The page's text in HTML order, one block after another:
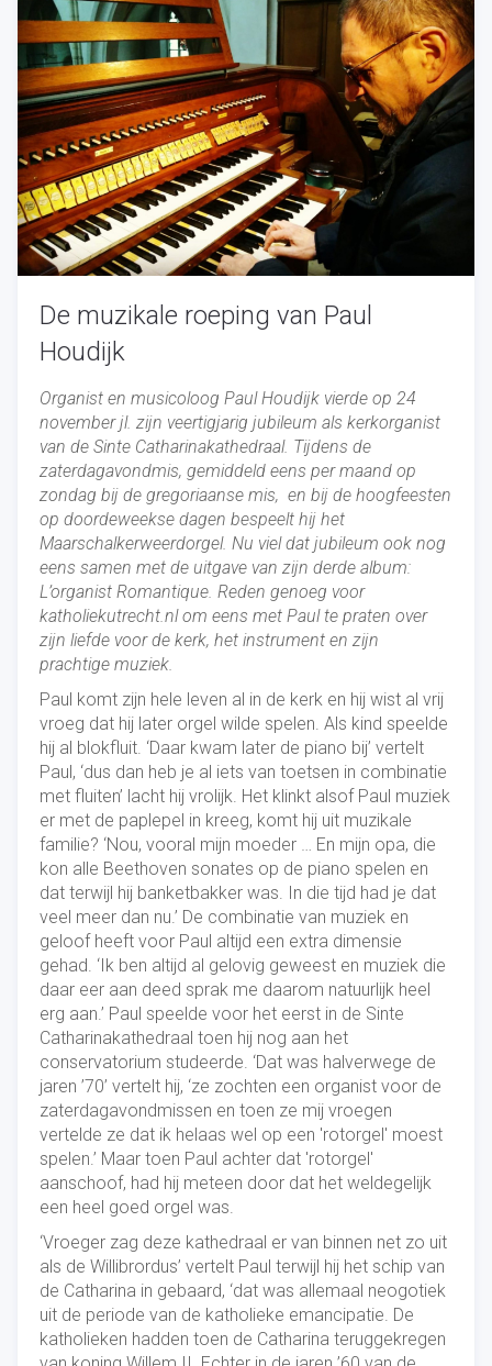
De muzikale roeping van Paul
Houdijk
Organist en musicoloog Paul Houdijk vierde op 24
november jl. zijn veertigjarig jubileum als kerkorganist
van de Sinte Catharinakathedraal. Tijdens de
zaterdagavondmis, gemiddeld eens per maand op
zondag bij de gregoriaanse mis, en bij de hoogfeesten
op doordeweekse dagen bespeelt hij het
Maarschalkerweerdorgel. Nu viel dat jubileum ook nog
eens samen met de uitgave van zijn derde album:
L’organist Romantique. Reden genoeg voor
katholiekutrecht.nl om eens met Paul te praten over
zijn liefde voor de kerk, het instrument en zijn
prachtige muziek.
Paul komt zijn hele leven al in de kerk en hij wist al vrij
vroeg dat hij later orgel wilde spelen. Als kind speelde
hij al blokfluit. ‘Daar kwam later de piano bij’ vertelt
Paul, ‘dus dan heb je al iets van toetsen in combinatie
met fluiten’ lacht hij vrolijk. Het klinkt alsof Paul muziek
er met de paplepel in kreeg, komt hij uit muzikale
familie? ‘Nou, vooral mijn moeder … En mijn opa, die
kon alle Beethoven sonates op de piano spelen en
dat terwijl hij banketbakker was. In die tijd had je dat
veel meer dan nu.’ De combinatie van muziek en
geloof heeft voor Paul altijd een extra dimensie
gehad. ‘Ik ben altijd al gelovig geweest en muziek die
daar eer aan deed sprak me daarom natuurlijk heel
erg aan.’ Paul speelde voor het eerst in de Sinte
Catharinakathedraal toen hij nog aan het
conservatorium studeerde. ‘Dat was halverwege de
jaren ’70’ vertelt hij, ‘ze zochten een organist voor de
zaterdagavondmissen en toen ze mij vroegen
vertelde ze dat ik helaas wel op een 'rotorgel' moest
spelen.’ Maar toen Paul achter dat 'rotorgel'
aanschoof, had hij meteen door dat het weldegelijk
een heel goed orgel was.
‘Vroeger zag deze kathedraal er van binnen net zo uit
als de Willibrordus’ vertelt Paul terwijl hij het schip van
de Catharina in gebaard, ‘dat was allemaal neogotiek
uit de periode van de katholieke emancipatie. De
katholieken hadden toen de Catharina teruggekregen